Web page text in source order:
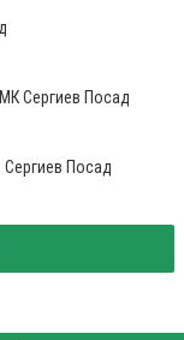
Сергиев Посад
Посад